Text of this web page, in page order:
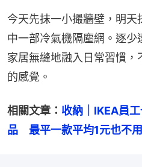
今天先抹一小撮牆壁，明
中一部冷氣機隔塵網。逐
家居無縫地融入日常習慣
的感覺。
相關文章： 收納｜IKEA員
品　最平一款平均1元也不用